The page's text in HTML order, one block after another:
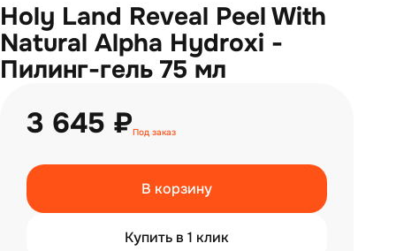
Holy Land Reveal Peel With
Natural Alpha Hydroxi -
Пилинг-гель 75 мл
3 645 ₽Под заказ
В корзину
Купить в 1 клик